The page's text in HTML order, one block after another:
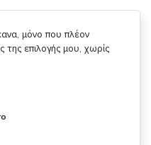
δυνατότητα να κάνουμε